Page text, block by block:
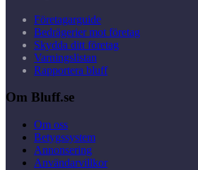
Företagarguide
Bedrägerier mot företag
Skydda ditt företag
Varningslistan
Rapportera bluff
Om Bluff.se
Om oss
Betygssystem
Annonsering
Användarvillkor